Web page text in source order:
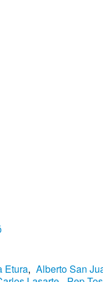
Etura, Alberto San